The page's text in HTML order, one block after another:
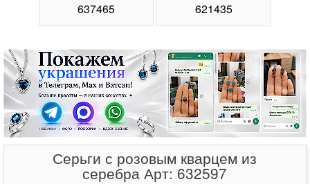
637465
621435
Серьги с розовым кварцем из
серебра Арт: 632597